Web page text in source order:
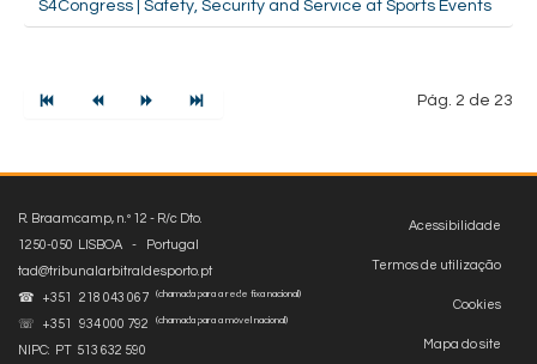
S4Congress | Safety, Security and Service at Sports Events
Pág. 2 de 23
Acessibilidade
Termos de utilização
Cookies
Mapa do site
R. Braamcamp, n.º 12 - R/c Dto.
1250-050 LISBOA - Portugal
tad@tribunalarbitraldesporto.pt
☎ +351 218 043 067
(chamada para a rede fixa nacional)
☏ +351 934 000 792 (chamada para a móvel nacional)
NIPC: PT 513 632 590